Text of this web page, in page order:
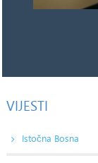
VIJESTI
Istočna Bosna